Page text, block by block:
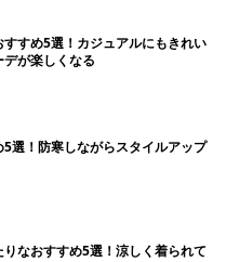
すめ5選！カジュアルにもきれい
が楽しくなる
選！防寒しながらスタイルアップ
なおすすめ5選！涼しく着られて